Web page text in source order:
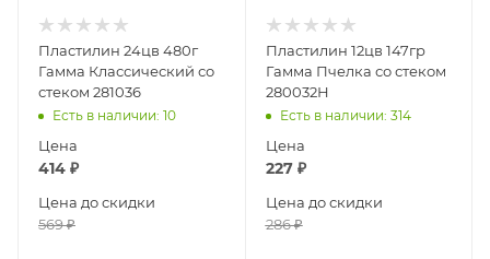
Пластилин 24цв 480г
Гамма Классический со
стеком 281036
Есть в наличии: 10
Цена
414 ₽
Цена до скидки
569₽
Пластилин 12цв 147гр
Гамма Пчелка со стеком
280032Н
Есть в наличии: 314
Цена
227₽
Цена до скидки
286₽